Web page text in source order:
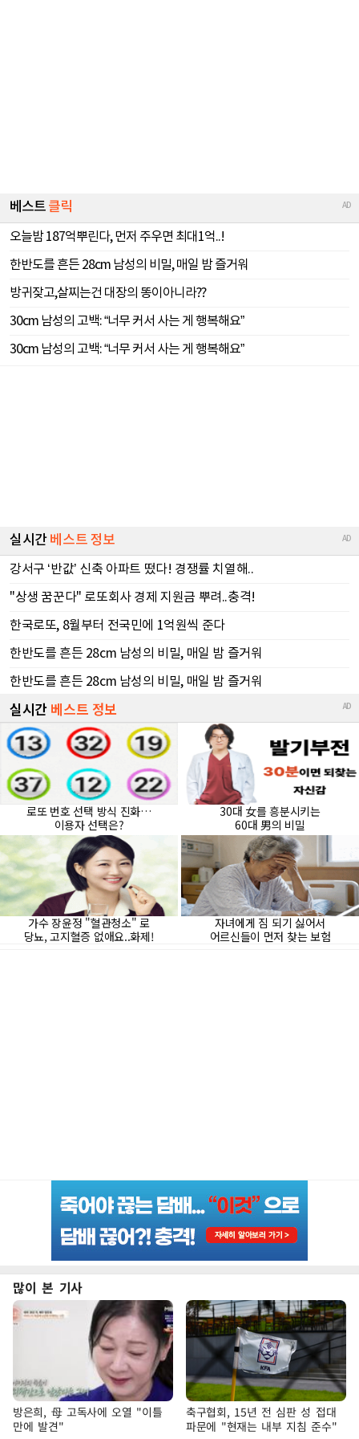
많이 본 기사
방은희, 母 고독사에 오열 "이틀
만에 발견"
축구협회, 15년 전 심판 성 접대
파문에 "현재는 내부 지침 준수"